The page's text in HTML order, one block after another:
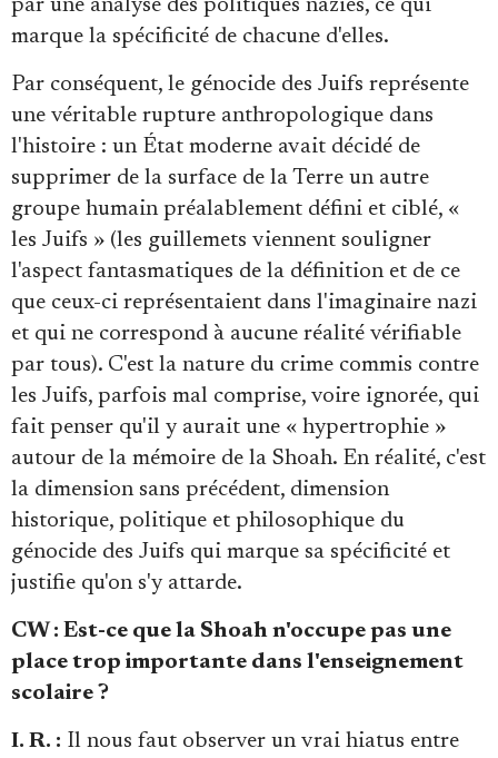
par une analyse des politiques nazies, ce qui
marque la spécificité de chacune d'elles.
Par conséquent, le génocide des Juifs représente
une véritable rupture anthropologique dans
l'histoire : un État moderne avait décidé de
supprimer de la surface de la Terre un autre
groupe humain préalablement défini et ciblé, «
les Juifs » (les guillemets viennent souligner
l'aspect fantasmatiques de la définition et de ce
que ceux-ci représentaient dans l'imaginaire nazi
et qui ne correspond à aucune réalité vérifiable
par tous). C'est la nature du crime commis contre
les Juifs, parfois mal comprise, voire ignorée, qui
fait penser qu'il y aurait une « hypertrophie »
autour de la mémoire de la Shoah. En réalité, c'est
la dimension sans précédent, dimension
historique, politique et philosophique du
génocide des Juifs qui marque sa spécificité et
justifie qu'on s'y attarde.
CW : Est-ce que la Shoah n'occupe pas une
place trop importante dans l'enseignement
scolaire ?
I. R. : Il nous faut observer un vrai hiatus entre